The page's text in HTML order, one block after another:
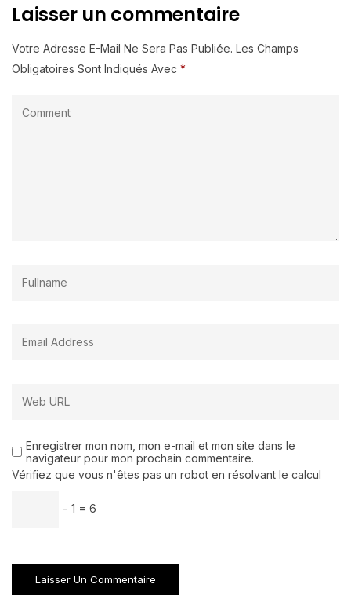
Laisser un commentaire
Votre Adresse E-Mail Ne Sera Pas Publiée. Les Champs
Obligatoires Sont Indiqués Avec *
Enregistrer mon nom, mon e-mail et mon site dans le
navigateur pour mon prochain commentaire.
Vérifiez que vous n'êtes pas un robot en résolvant le calcul
− 1 = 6